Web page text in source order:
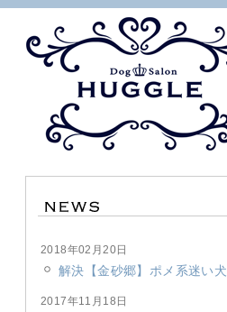
2018年02月20日
解決【金砂郷】ポメ系迷い犬
2017年11月18日